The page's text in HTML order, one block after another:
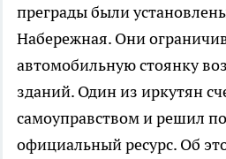
преграды были
Набережная. Они
автомобильную стоянку
зданий. Один из иркутян
самоуправством и решил
официальный ресурс. Об